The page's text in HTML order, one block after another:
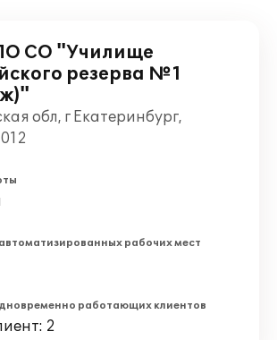
СО "Училище
резерва №1
обл, г Екатеринбург,
рабочих мест
работающих клиентов
2